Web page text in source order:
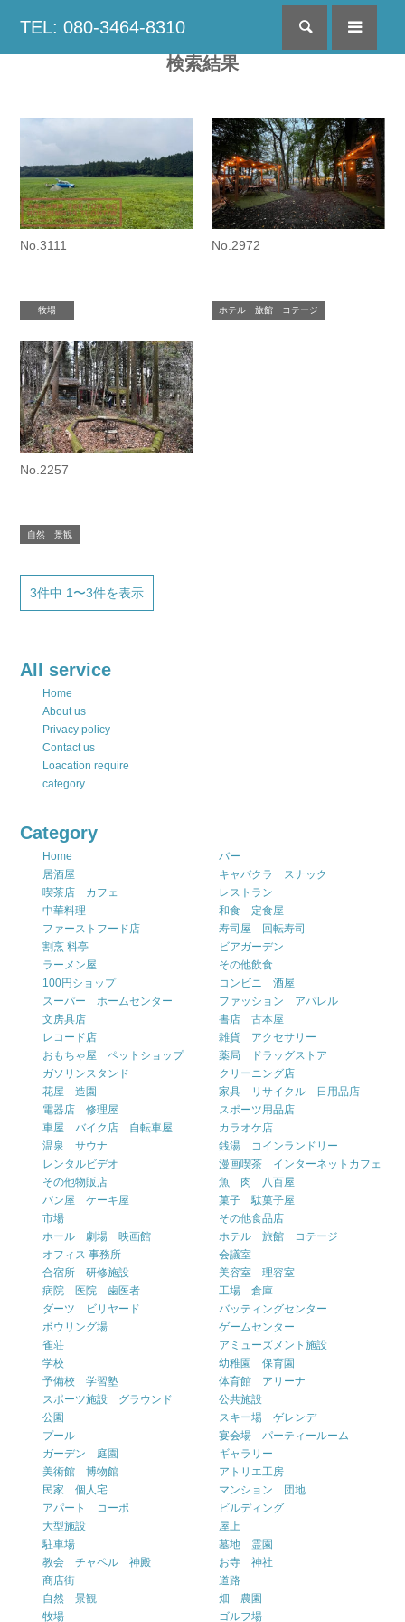
TEL: 080-3464-8310 検索
検索結果
No.3111
牧場
No.2972
ホテル 旅館 コテージ
No.2257
自然 景観
3件中 1〜3件を表示
All service
Home
About us
Privacy policy
Contact us
Loacation require
category
Category
Home
バー
居酒屋
キャバクラ スナック
喫茶店 カフェ
レストラン
中華料理
和食 定食屋
ファーストフード店
寿司屋 回転寿司
割烹 料亭
ビアガーデン
ラーメン屋
その他飲食
100円ショップ
コンビニ 酒屋
スーパー ホームセンター
ファッション アパレル
文房具店
書店 古本屋
レコード店
雑貨 アクセサリー
おもちゃ屋 ペットショップ
薬局 ドラッグストア
ガソリンスタンド
クリーニング店
花屋 造園
家具 リサイクル 日用品店
電器店 修理屋
スポーツ用品店
車屋 バイク店 自転車屋
カラオケ店
温泉 サウナ
銭湯 コインランドリー
レンタルビデオ
漫画喫茶 インターネットカフェ
その他物販店
魚 肉 八百屋
パン屋 ケーキ屋
菓子 駄菓子屋
市場
その他食品店
ホール 劇場 映画館
ホテル 旅館 コテージ
オフィス 事務所
会議室
合宿所 研修施設
美容室 理容室
病院 医院 歯医者
工場 倉庫
ダーツ ビリヤード
バッティングセンター
ボウリング場
ゲームセンター
雀荘
アミューズメント施設
学校
幼稚園 保育園
予備校 学習塾
体育館 アリーナ
スポーツ施設 グラウンド
公共施設
公園
スキー場 ゲレンデ
プール
宴会場 パーティールーム
ガーデン 庭園
ギャラリー
美術館 博物館
アトリエ工房
民家 個人宅
マンション 団地
アパート コーポ
ビルディング
大型施設
屋上
駐車場
墓地 霊園
教会 チャペル 神殿
お寺 神社
商店街
道路
自然 景観
畑 農園
牧場
ゴルフ場